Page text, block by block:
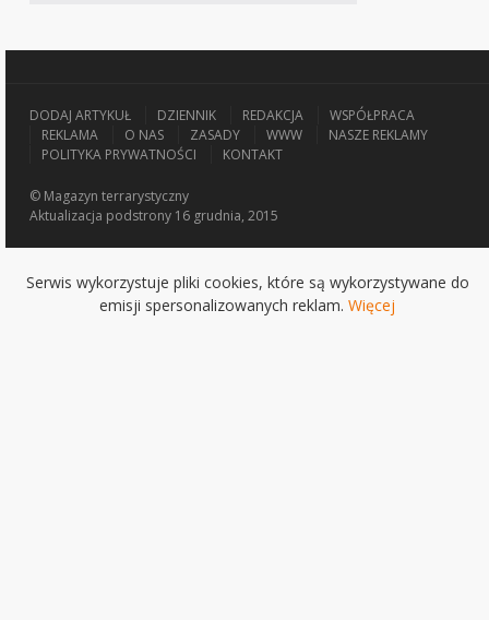
DODAJ ARTYKUŁ DZIENNIK REDAKCJA
WSPÓŁPRACA
REKLAMA
O NAS ZASADY WWW
NASZE REKLAMY
POLITYKA PRYWATNOŚCI
KONTAKT
© Magazyn terrarystyczny
Aktualizacja podstrony 16 grudnia, 2015
Serwis wykorzystuje pliki cookies, które są wykorzystywane do
emisji spersonalizowanych reklam. Więcej